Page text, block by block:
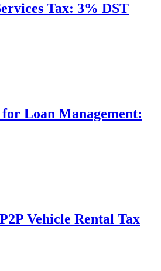
Tax: 3% DST
Loan Management:
Vehicle Rental Tax